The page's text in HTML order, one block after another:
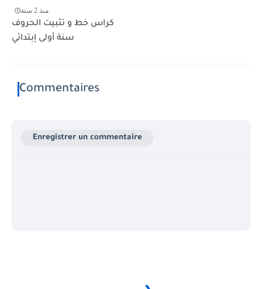
منذ 2 سنة
كراس خط و تثبيت الحروف
سنة أولى إبتدائي
Commentaires
Enregistrer un commentaire